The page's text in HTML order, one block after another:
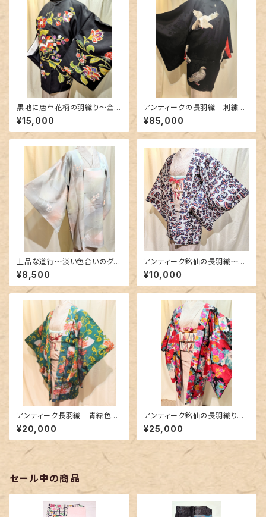
黒地に唐草花柄の羽織り〜金彩
と金駒刺繍〜
¥15,000
アンティークの長羽織 刺繍〜
鳩柄の逸品〜
¥85,000
上品な道行〜淡い色合いのグラ
デーション〜
¥8,500
アンティーク銘仙の長羽織〜絵
本のような柄〜
¥10,000
アンティーク長羽織 青緑色に
蔦唐草花柄〜銘仙〜
¥20,000
アンティーク銘仙の長羽織り～
カラフルな花柄に花緑青色の差
し色～
¥25,000
セール中の商品